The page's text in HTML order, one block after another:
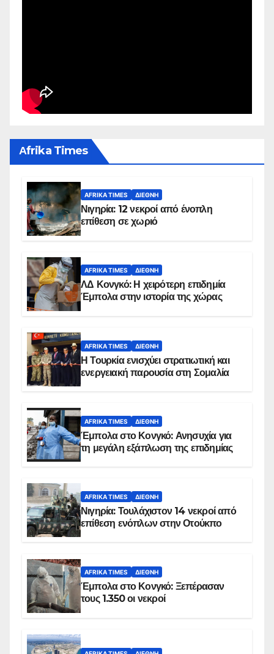
Αfrika Times
AFRIKA TIMES ΔΙΕΘΝΉ
Νιγηρία: 12 νεκροί από ένοπλη
επίθεση σε χωριό
AFRIKA TIMES ΔΙΕΘΝΉ
ΛΔ Κονγκό: Η χειρότερη επιδημία
Έμπολα στην ιστορία της χώρας
AFRIKA TIMES ΔΙΕΘΝΉ
Η Τουρκία ενισχύει στρατιωτική και
ενεργειακή παρουσία στη Σομαλία
AFRIKA TIMES ΔΙΕΘΝΉ
Έμπολα στο Κονγκό: Ανησυχία για
τη μεγάλη εξάπλωση της επιδημίας
AFRIKA TIMES ΔΙΕΘΝΉ
Νιγηρία: Τουλάχιστον 14 νεκροί από
επίθεση ενόπλων στην Οτούκπο
AFRIKA TIMES ΔΙΕΘΝΉ
Έμπολα στο Κονγκό: Ξεπέρασαν
τους 1.350 οι νεκροί